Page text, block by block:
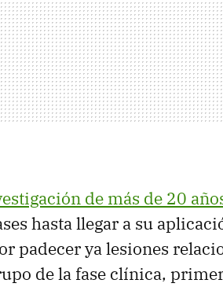
de más de 20
hasta llegar a su
padecer ya lesiones
de la fase clínica,